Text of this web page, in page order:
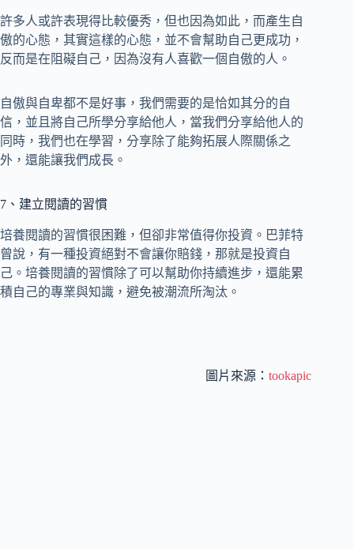
許多人或許表現得比較優秀，但也因為如此，而產生自
傲的心態，其實這樣的心態，並不會幫助自己更成功，
反而是在阻礙自己，因為沒有人喜歡一個自傲的人。
自傲與自卑都不是好事，我們需要的是恰如其分的自
信，並且將自己所學分享給他人，當我們分享給他人的
同時，我們也在學習，分享除了能夠拓展人際關係之
外，還能讓我們成長。
7、建立閱讀的習慣
培養閱讀的習慣很困難，但卻非常值得你投資。巴菲特
曾說，有一種投資絕對不會讓你賠錢，那就是投資自
己。培養閱讀的習慣除了可以幫助你持續進步，還能累
積自己的專業與知識，避免被潮流所淘汰。
圖片來源：tookapic